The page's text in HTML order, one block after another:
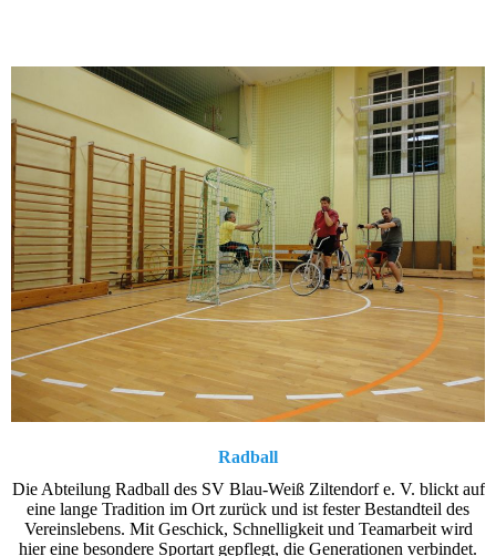
Radball
Die Abteilung Radball des SV Blau-Weiß Ziltendorf e. V. blickt auf
eine lange Tradition im Ort zurück und ist fester Bestandteil des
Vereinslebens. Mit Geschick, Schnelligkeit und Teamarbeit wird
hier eine besondere Sportart gepflegt, die Generationen verbindet.